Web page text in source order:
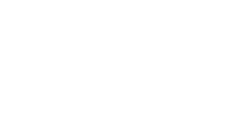
に移動します。指
Confluence をクラスターで実行
りのすべてのノードで手順を繰
ンタイムを避けるために、ロー